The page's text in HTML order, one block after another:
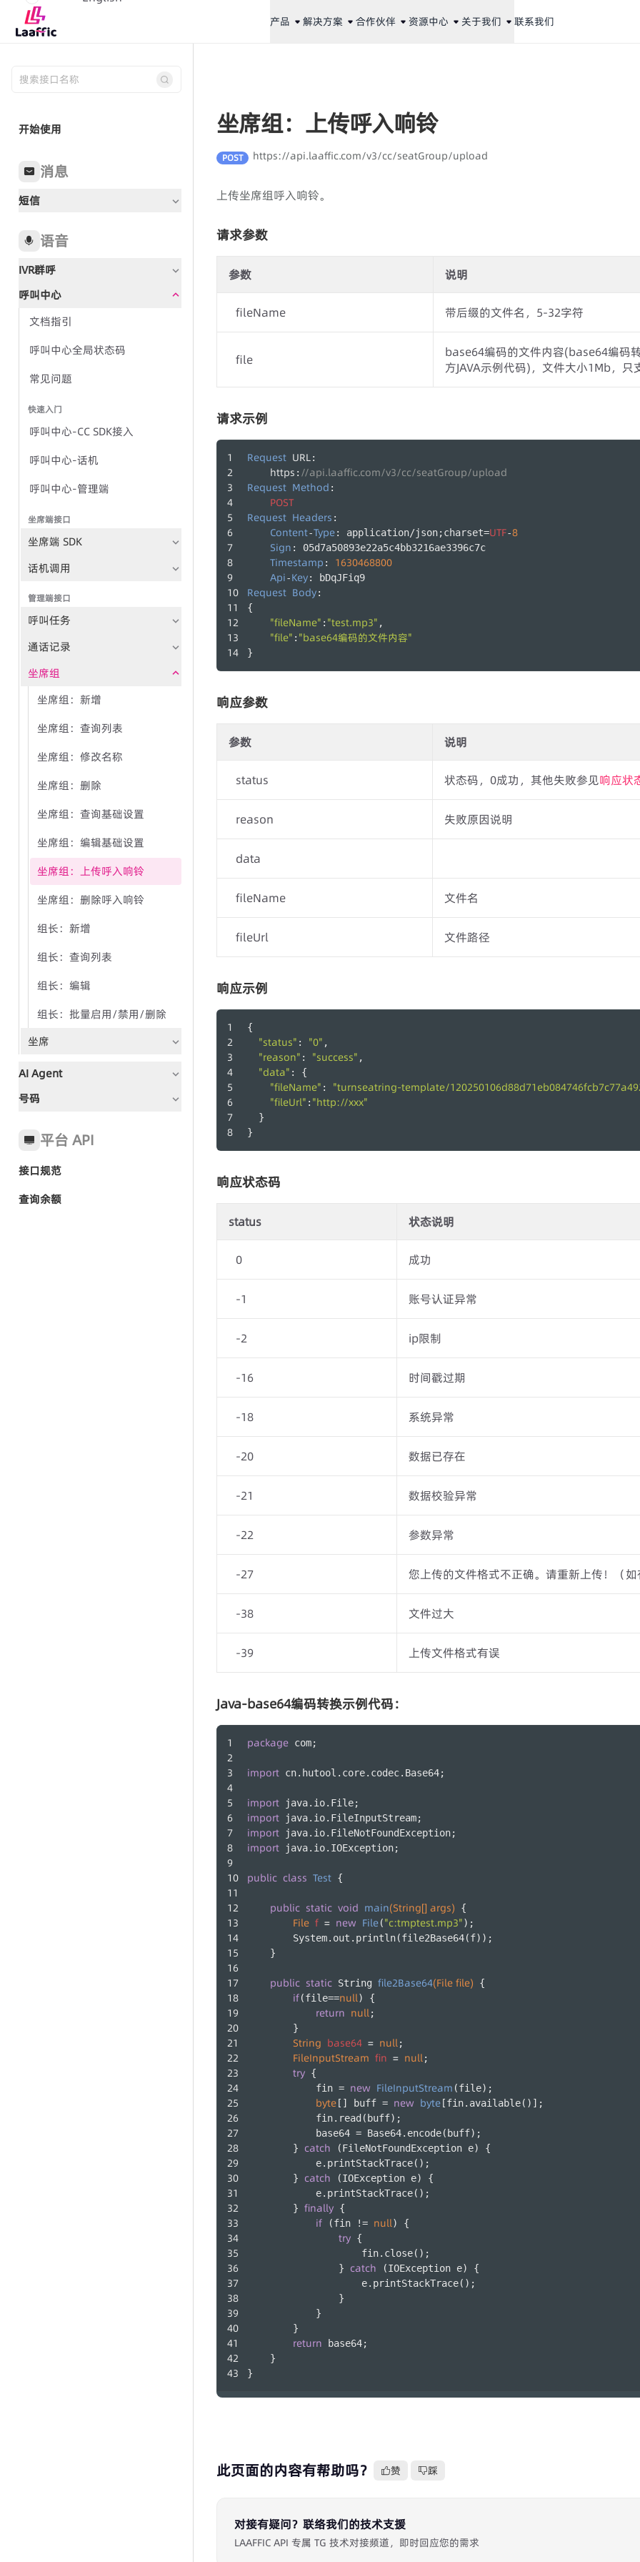
产品 解决方案 合作伙伴 资源中心 关于我们 联系我们
开始使用
消息
短信
语音
IVR群呼
文档指引
语音全局状态码
IVR群呼-任务方式
IVR群呼-TTS方式
群呼任务
TTS
群呼记录
语音文件管理
呼叫中心
文档指引
呼叫中心全局状态码
常见问题
快速入门
呼叫中心-CC SDK接入
呼叫中心-话机
呼叫中心-管理端
坐席端接口
坐席端 SDK
话机调用
管理端接口
呼叫任务
通话记录
坐席组
坐席组：新增
坐席组：查询列表
坐席组：修改名称
坐席组：删除
坐席组：查询基础设置
坐席组：编辑基础设置
坐席组：上传呼入响铃
坐席组：删除呼入响铃
组长：新增
组长：查询列表
组长：编辑
组长：批量启用/禁用/删除
坐席
AI Agent
文档指引
快速入门-AI Agent群呼
号码
平台 API
接口规范
查询余额
坐席组：上传呼入响铃
POST https://api.laaffic.com/v3/cc/seatGroup/upload
上传坐席组呼入响铃。
请求参数
参数 说明
fileName 带后缀的文件名，5-32字符
file
base64编码的文件内容(base64编码
方JAVA示例代码)，文件大小1Mb，只
请求示例
Request URL:
https : //api.laaffic.com/v3/cc/seatGroup/upload
Request Method :
POST
Request Headers :
Content-Type: application/json;charset=UTF-8
Sign : 05d7a50893e22a5c4bb3216ae3396c7c
Timestamp : 1630468800
Api-Key: bDqJFiq9
Request Body:
{
"fileName" : "test.mp3" ,
"file" : "base64编码的文件内容"
}
响应参数
参数 说明
status 状态码，0成功，其他失败参见响应状
reason 失败原因说明
data
fileName 文件名
fileUrl 文件路径
响应示例
{
"status" : "0" ,
"reason" : "success" ,
"data" : {
"fileName" : "turnseatring-template/
"fileUrl" : "http://xxx"
  }
}
响应状态码
status 状态说明
0 成功
-1 账号认证异常
-2 ip限制
-16 时间戳过期
-18 系统异常
-20 数据已存在
-21 数据校验异常
-22 参数异常
-27 您上传的文件格式不正确。请重新上传！（如
-38 文件过大
-39 上传文件格式有误
Java-base64编码转换示例代码：
package com;
import cn.hutool.core.codec.Base64;
import java.io.File;
import java.io.FileInputStream;
import java.io.FileNotFoundException;
import java.io.IOException;
public class Test {
public static void main(String[] args) {
File f = new File("c:tmptest.mp3");
        System.out.println(file2Base64(f));
    }
public static String file2Base64(File file) {
if(file==null) {
return null;
        }
String base64 = null;
FileInputStream fin = null;
try {
            fin =
new FileInputStream (file);
byte [] buff = new byte [fin.available()];
            fin.read(buff);
            base64 = Base64.encode(buff);
        }
catch (FileNotFoundException e) {
            e.printStackTrace();
        }
catch (IOException e) {
            e.printStackTrace();
        }
finally {
if (fin != null) {
try {
                    fin.close();
                }
catch (IOException e) {
                    e.printStackTrace();
                }
            }
        }
return base64;
    }
}
此页面的内容有帮助吗？ 赞 踩
对接有疑问？联络我们的技术支援
LAAFFIC API 专属 TG 技术对接频道，即时回应您的需求